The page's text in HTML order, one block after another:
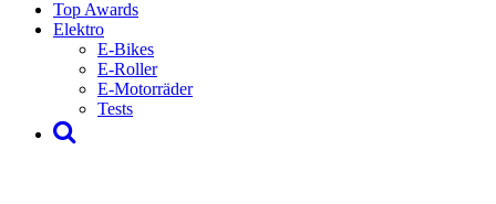
Top Awards
Elektro
E-Bikes
E-Roller
E-Motorräder
Tests